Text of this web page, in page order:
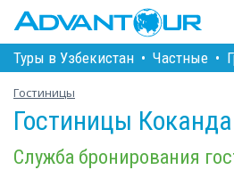
Туры в Узбекистан • Частные •
Гостиницы
Гостиницы Коканда
Служба бронирования